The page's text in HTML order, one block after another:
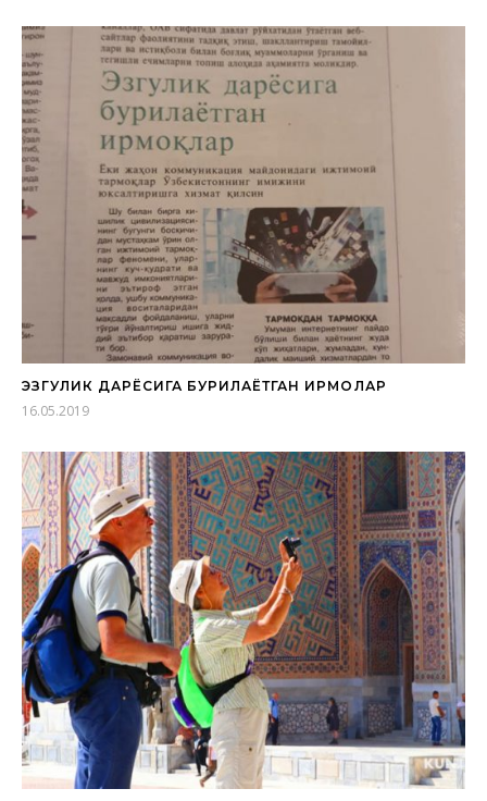
ЭЗГУЛИК ДАРЁСИГА БУРИЛАЁТГАН ИРМОҚЛАР
16.05.2019